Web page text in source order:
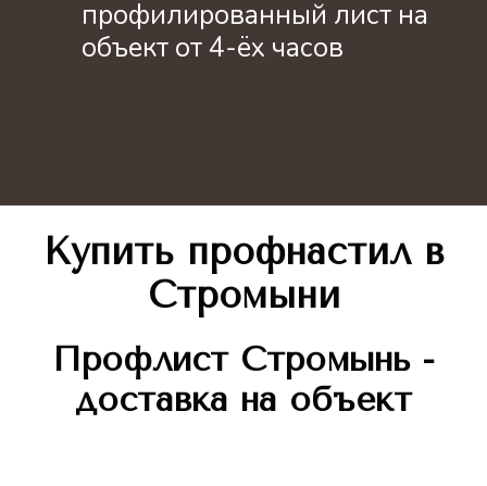
профилированный лист на
объект от 4-ёх часов
Купить профнастил в
Стромыни
ПрофлистСтромынь -
доставка на объект